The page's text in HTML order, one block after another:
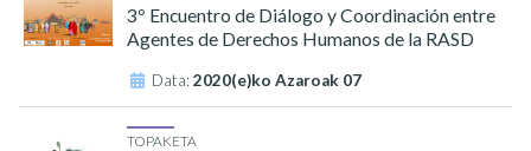
3º Encuentro de Diálogo y Coordinación entre
Agentes de Derechos Humanos de la RASD
Data:2020(e)ko Azaroak 07
TOPAKETA